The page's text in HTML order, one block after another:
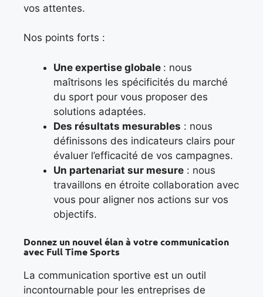
vos attentes.
Nos points forts :
Une expertise globale : nous
maîtrisons les spécificités du marché
du sport pour vous proposer des
solutions adaptées.
Des résultats mesurables : nous
définissons des indicateurs clairs pour
évaluer l’efficacité de vos campagnes.
Un partenariat sur mesure : nous
travaillons en étroite collaboration avec
vous pour aligner nos actions sur vos
objectifs.
Donnez un nouvel élan à votre communication
avec Full Time Sports
La communication sportive est un outil
incontournable pour les entreprises de